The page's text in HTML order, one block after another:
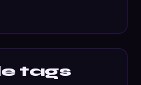
tags